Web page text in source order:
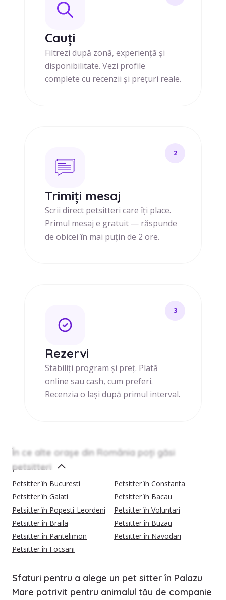
Cauți
Filtrezi după zonă, experiență și
disponibilitate. Vezi profile
complete cu recenzii și prețuri reale.
2
Trimiți mesaj
Scrii direct petsitteri care îți place.
Primul mesaj e gratuit — răspunde
de obicei în mai puțin de 2 ore.
3
Rezervi
Stabiliți program și preț. Plată
online sau cash, cum preferi.
Recenzia o lași după primul interval.
În ce alte orașe din România poți găsi
petsitteri
Petsitter în Bucuresti
Petsitter în Constanta
Petsitter în Galati
Petsitter în Bacau
Petsitter în Popesti-Leordeni
Petsitter în Voluntari
Petsitter în Braila
Petsitter în Buzau
Petsitter în Pantelimon
Petsitter în Navodari
Petsitter în Focsani
Sfaturi pentru a alege un pet sitter în Palazu
Mare potrivit pentru animalul tău de companie